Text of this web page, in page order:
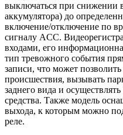
выключаться при снижении
аккумулятора) до
включение/отключение по
сигналу ACC.
входами, его
тип тревожного события
записи, что может
происшествия, вызывать
заднего вида и
средства. Также модель
выхода, к которым можно
реле.